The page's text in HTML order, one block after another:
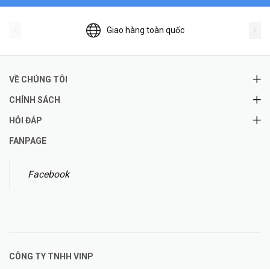
Giao hàng toàn quốc
VỀ CHÚNG TÔI
CHÍNH SÁCH
HỎI ĐÁP
FANPAGE
Facebook
CÔNG TY TNHH VINP